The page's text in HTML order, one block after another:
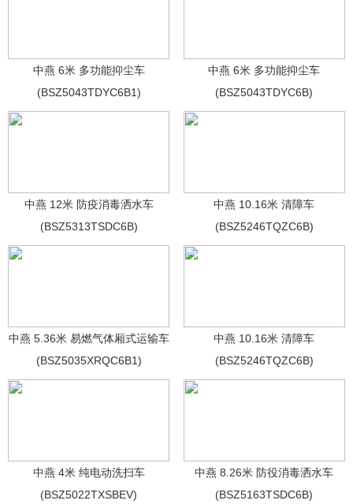
中燕 6米 多功能抑尘车
(BSZ5043TDYC6B1)
中燕 6米 多功能抑尘车
(BSZ5043TDYC6B)
中燕 12米 防疫消毒洒水车
(BSZ5313TSDC6B)
中燕 10.16米 清障车
(BSZ5246TQZC6B)
中燕 5.36米 易燃气体厢式运输车
(BSZ5035XRQC6B1)
中燕 10.16米 清障车
(BSZ5246TQZC6B)
中燕 4米 纯电动洗扫车
(BSZ5022TXSBEV)
中燕 8.26米 防役消毒洒水车
(BSZ5163TSDC6B)